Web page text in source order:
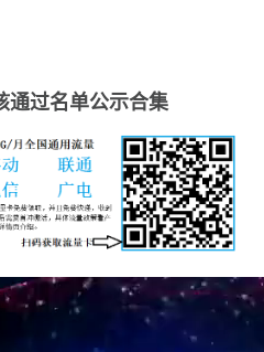
通过名单公示合集